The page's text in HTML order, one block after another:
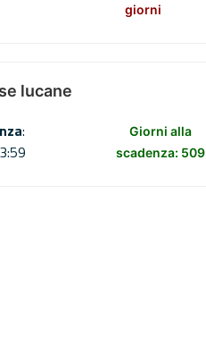
giorni
lucane
:
Giorni alla
scadenza: 509